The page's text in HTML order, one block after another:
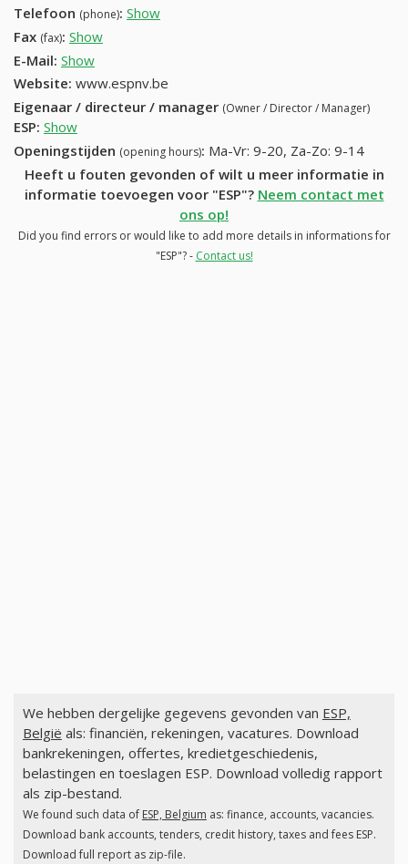
Telefoon (phone): Show
Fax (fax): Show
E-Mail: Show
Website: www.espnv.be
Eigenaar / directeur / manager (Owner / Director / Manager)
ESP: Show
Openingstijden (opening hours): Ma-Vr: 9-20, Za-Zo: 9-14
Heeft u fouten gevonden of wilt u meer informatie in
informatie toevoegen voor "ESP"? Neem contact met
ons op!
Did you find errors or would like to add more details in informations for
"ESP"? - Contact us!
We hebben dergelijke gegevens gevonden van ESP,
België als: financiën, rekeningen, vacatures. Download
bankrekeningen, offertes, kredietgeschiedenis,
belastingen en toeslagen ESP. Download volledig rapport
als zip-bestand.
We found such data of ESP, Belgium as: finance, accounts, vacancies.
Download bank accounts, tenders, credit history, taxes and fees ESP.
Download full report as zip-file.